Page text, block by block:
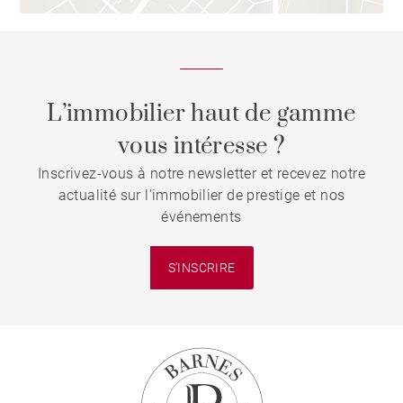
L’immobilier haut de gamme
vous intéresse ?
Inscrivez-vous à notre newsletter et recevez notre
actualité sur l'immobilier de prestige et nos
événements
S'INSCRIRE